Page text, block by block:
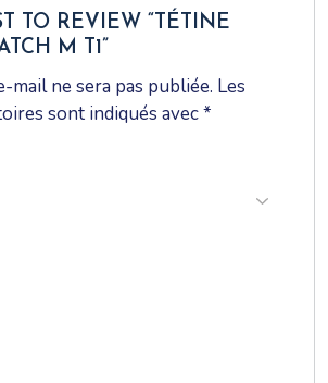
TO REVIEW “TÉTINE
M T1”
mail ne sera pas publiée. Les
sont indiqués avec*